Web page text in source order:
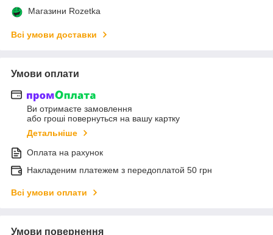
Магазини Rozetka
Всі умови доставки
Умови оплати
Ви отримаєте замовлення
або гроші повернуться на вашу картку
Детальніше
Оплата на рахунок
Накладеним платежем з передоплатой 50 грн
Всі умови оплати
Умови повернення